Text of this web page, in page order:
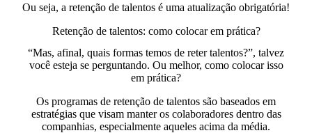
Ou seja, a retenção de talentos é uma atualização obrigatória!
Retenção de talentos: como colocar em prática?
“Mas, afinal, quais formas temos de reter talentos?”, talvez
você esteja se perguntando. Ou melhor, como colocar isso
em prática?
Os programas de retenção de talentos são baseados em
estratégias que visam manter os colaboradores dentro das
companhias, especialmente aqueles acima da média.